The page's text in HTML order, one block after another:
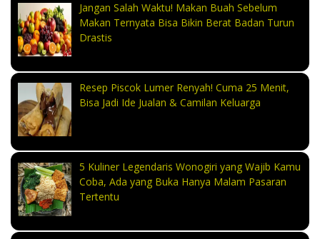
Jangan Salah Waktu! Makan Buah Sebelum
Makan Ternyata Bisa Bikin Berat Badan Turun
Drastis
Resep Piscok Lumer Renyah! Cuma 25 Menit,
Bisa Jadi Ide Jualan & Camilan Keluarga
5 Kuliner Legendaris Wonogiri yang Wajib Kamu
Coba, Ada yang Buka Hanya Malam Pasaran
Tertentu